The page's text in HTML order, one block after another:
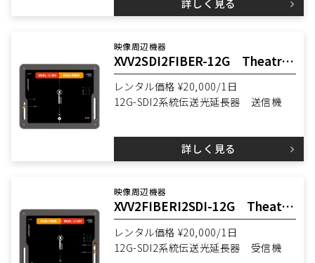
詳しく見る
映像周辺機器
XVV2SDI2FIBER-12G Theatrixx
レンタル価格 ¥20,000/1日
12G-SDI2系統伝送光延長器 送信機
詳しく見る
映像周辺機器
XVV2FIBERI2SDI-12G Theatrixx
レンタル価格 ¥20,000/1日
12G-SDI2系統伝送光延長器 受信機